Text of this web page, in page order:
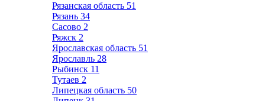
Рязанская область 51
Рязань 34
Сасово 2
Ряжск 2
Ярославская область 51
Ярославль 28
Рыбинск 11
Тутаев 2
Липецкая область 50